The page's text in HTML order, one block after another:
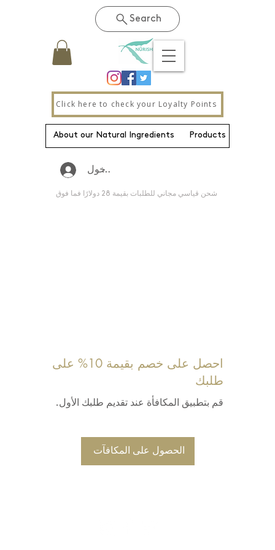
Search
Click here to check your Loyalty Points
About our Natural Ingredients Products
تسجيل الدخول
شحن قياسي مجاني للطلبات بقيمة 28 دولارًا فما فوق
احصل على خصم بقيمة 10% على
طلبك
قم بتطبيق المكافأة عند تقديم طلبك الأول.
الحصول على المكافآت